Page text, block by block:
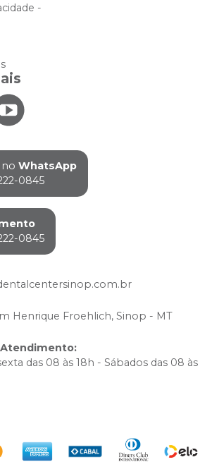
-
WhatsApp
0845
0845
Henrique Froehlich, Sinop - MT
:
das 08 às 18h - Sábados das 08 às